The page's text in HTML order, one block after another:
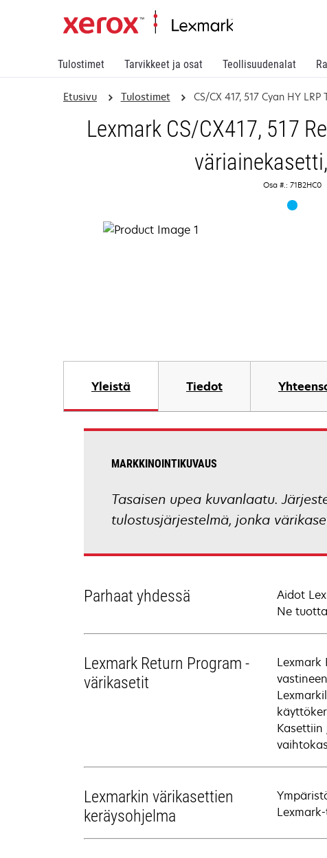
Tulostimet Tarvikkeet ja osat Teollisuudenalat
Etusivu Tulostimet CS/CX 417, 517 Cyan HY LRP
Lexmark CS/CX417, 517
Osa #.: 71B2HC0
Yleistä Tiedot
MARKKINOINTIKUVAUS
Tasaisen upea kuvanlaatu.
tulostusjärjestelmä, jonka
Parhaat yhdessä
Aidot
Ne
Lexmark Return Program -
värikasetit
Lexmarkin värikasettien
keräysohjelma